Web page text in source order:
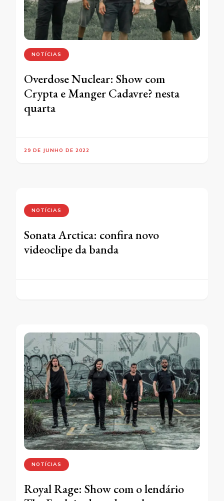
NOTÍCIAS
Overdose Nuclear: Show com
Crypta e Manger Cadavre? nesta
quarta
29 DE JUNHO DE 2022
NOTÍCIAS
Sonata Arctica: confira novo
videoclipe da banda
NOTÍCIAS
Royal Rage: Show com o lendário